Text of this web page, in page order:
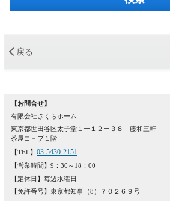
戻る
【お問合せ】
有限会社さくらホーム
東京都世田谷区太子堂１ー１２ー３８ 藤和三軒
茶屋コ－プ１階
【TEL】 03-5430-2151
【営業時間】9：30～18：00
【定休日】毎週水曜日
【免許番号】東京都知事（8）７０２６９号